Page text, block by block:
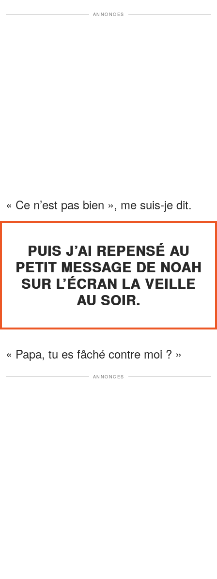
ANNONCES
« Ce n’est pas bien », me suis-je dit.
PUIS J’AI REPENSÉ AU
PETIT MESSAGE DE NOAH
SUR L’ÉCRAN LA VEILLE
AU SOIR.
« Papa, tu es fâché contre moi ? »
ANNONCES